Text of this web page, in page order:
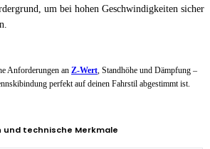
um bei hohen Geschwindigkeiten sicher
Anforderungen an Z-Wert, Standhöhe und Dämpfung –
perfekt auf deinen Fahrstil abgestimmt ist.
technische Merkmale